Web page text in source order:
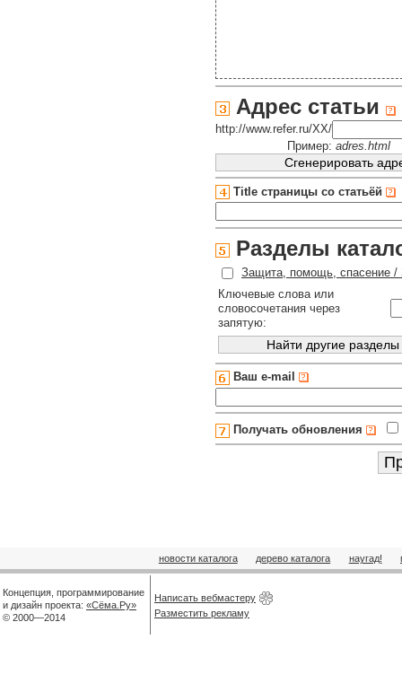
Адрес статьи
http://www.refer.ru/XX/
Пример: adres.html
Title страницы со статьёй
Разделы
Защита, помощь, спасение /
Ключевые слова или
словосочетания через
запятую:
Ваш e-mail
Получать обновления
новости каталога дерево каталога наугад!
Концепция, программирование
и дизайн проекта: «Сёма.Ру»
© 2000—2014
Написать вебмастеру
Разместить рекламу